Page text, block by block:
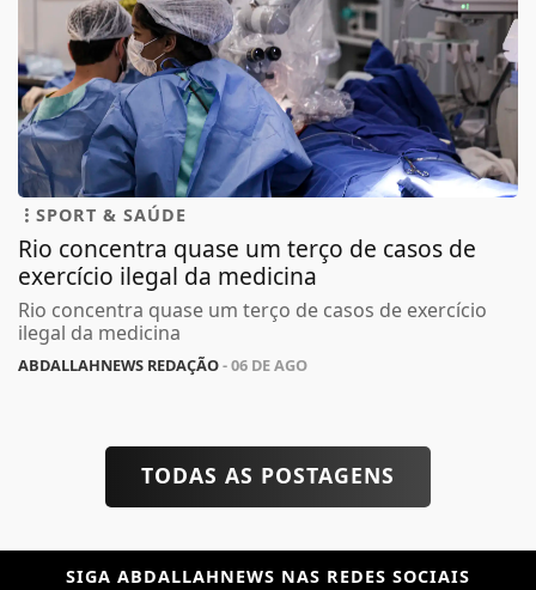
SPORT & SAÚDE
Rio concentra quase um terço de casos de
exercício ilegal da medicina
Rio concentra quase um terço de casos de exercício
ilegal da medicina
ABDALLAHNEWS REDAÇÃO- 06 DE AGO
TODAS AS POSTAGENS
SIGA ABDALLAHNEWS NAS REDES SOCIAIS